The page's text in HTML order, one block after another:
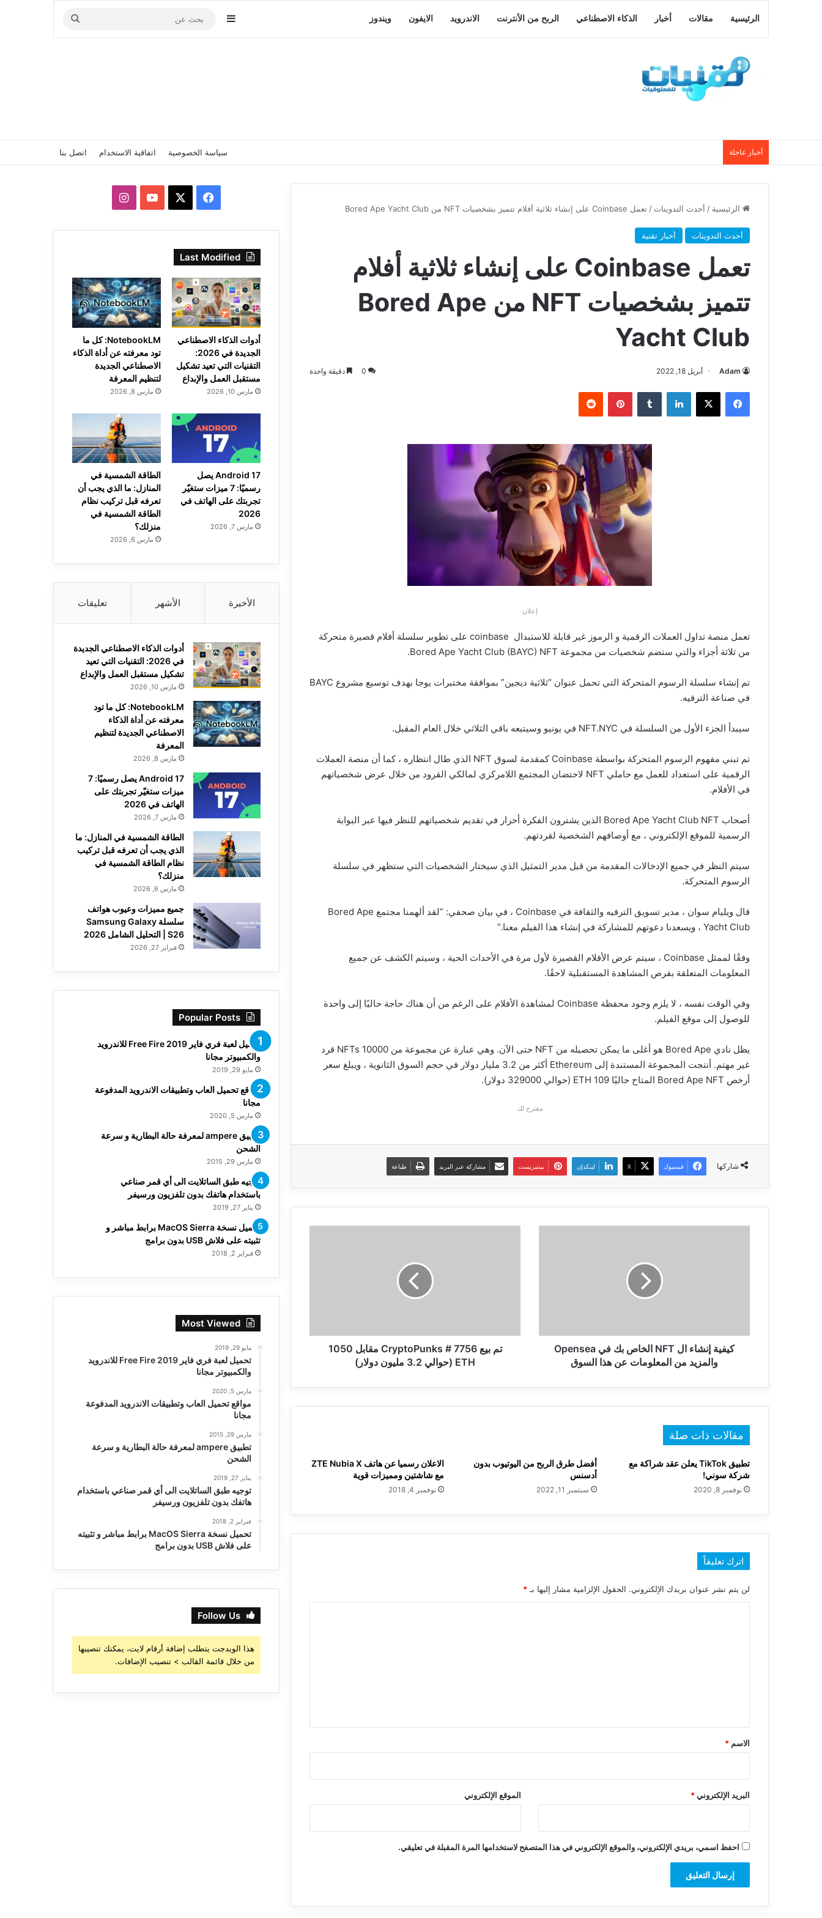
الرئيسية مقالات أخبار الذكاء الاصطناعي الربح من الأنترنت الاندرويد الايفون ويندوز إضافة عمود جانبي
بحث
عن
أخبار عاجلة سياسة الخصوصية اتفاقية الاستخدام اتصل بنا
الرئيسية / أحدث التدوينات / تعمل Coinbase على إنشاء ثلاثية أفلام تتميز بشخصيات NFT من Bored Ape Yacht Club
أحدث التدوينات أخبار تقنية
تعمل Coinbase على إنشاء ثلاثية أفلام
تتميز بشخصيات NFT من Bored Ape
Yacht Club
Adam أبريل 18, 2022 0 دقيقة واحدة
فيسبوك ‫X لينكدإن بينتيريست
إعلان
تعمل منصة تداول العملات الرقمية و الرموز غير قابلة للاستبدال coinbase على تطوير سلسلة أفلام قصيرة متحركة
من ثلاثة أجزاء والتي ستضم شخصيات من مجموعة Bored Ape Yacht Club (BAYC) NFT.
تم إنشاء سلسلة الرسوم المتحركة التي تحمل عنوان “ثلاثية ديجين” بموافقة مختبرات يوجا بهدف توسيع مشروع BAYC
في صناعة الترفيه.
سيبدأ الجزء الأول من السلسلة في NFT.NYC في يونيو وسيتبعه باقي الثلاثي خلال العام المقبل.
تم تبني مفهوم الرسوم المتحركة بواسطة Coinbase كمقدمة لسوق NFT الذي طال انتظاره ، كما أن منصة العملات
الرقمية على استعداد للعمل مع حاملي NFT لاحتضان المجتمع اللامركزي لمالكي القرود من خلال عرض شخصياتهم
في الأفلام.
أصحاب Bored Ape Yacht Club NFT الذين يشترون الفكرة أحرار في تقديم شخصياتهم للنظر فيها عبر البوابة
الرسمية للموقع الإلكتروني ، مع أوصافهم الشخصية لقردتهم.
سيتم النظر في جميع الإدخالات المقدمة من قبل مدير التمثيل الذي سيختار الشخصيات التي ستظهر في سلسلة
الرسوم المتحركة.
قال ويليام سوان ، مدير تسويق الترفيه والثقافة في Coinbase ، في بيان صحفي: “لقد ألهمنا مجتمع Bored Ape
Yacht Club ، ويسعدنا دعوتهم للمشاركة في إنشاء هذا الفيلم معنا.”
وفقًا لممثل Coinbase ، سيتم عرض الأفلام القصيرة لأول مرة في الأحداث الحية ، وسيتم الكشف عن جميع
المعلومات المتعلقة بفرص المشاهدة المستقبلية لاحقًا.
وفي الوقت نفسه ، لا يلزم وجود محفظة Coinbase لمشاهدة الأفلام على الرغم من أن هناك حاجة حاليًا إلى واحدة
للوصول إلى موقع الفيلم.
يظل نادي Bored Ape هو أغلى ما يمكن تحصيله من NFT حتى الآن. وهي عبارة عن مجموعة من 10000 NFTs قرد
غير مهتم. أنتجت المجموعة المستندة إلى Ethereum أكثر من 3.2 مليار دولار في حجم السوق الثانوية ، ويبلغ سعر
أرخص Bored Ape NFT المتاح حاليًا 109 ETH (حوالي 329000 دولار).
مقترح لك
شاركها فيسبوك ‫X لينكدإن بينتيريست مشاركة عبر البريد طباعة
والمزيد
هذا
كيفية إنشاء ال NFT الخاص بك في Opensea
والمزيد من المعلومات عن هذا السوق
(حوالي
تم بيع CryptoPunks # 7756 مقابل 1050
ETH (حوالي 3.2 مليون دولار)
مقالات ذات صلة
تطبيق TikTok يعلن عقد شراكة مع
شركة سوني!
نوفمبر 8, 2020
أفضل طرق الربح من اليوتيوب بدون
أدسنس
سبتمبر 11, 2022
الاعلان رسميا عن هاتف ZTE Nubia X
مع شاشتين ومميزات قوية
نوفمبر 4, 2018
اترك تعليقاً
لن يتم نشر عنوان بريدك الإلكتروني. الحقول الإلزامية مشار إليها بـ *
*
الاسم *
البريد الإلكتروني* الموقع الإلكتروني
احفظ اسمي، بريدي الإلكتروني، والموقع الإلكتروني في هذا المتصفح لاستخدامها المرة المقبلة في تعليقي.
فيسبوك ‫YouTubeانستقرام
Last Modified
أدوات الذكاء الاصطناعي
الجديدة في 2026:
التقنيات التي تعيد تشكيل
مستقبل العمل والإبداع
مارس 10, 2026
NotebookLM: كل ما
تود معرفته عن أداة الذكاء
الاصطناعي الجديدة
لتنظيم المعرفة
مارس 8, 2026
Android 17 يصل
رسميًا: 7 ميزات ستغيّر
تجربتك على الهاتف في
2026
مارس 7, 2026
الطاقة الشمسية في
المنازل: ما الذي يجب أن
تعرفه قبل تركيب نظام
الطاقة الشمسية في
منزلك؟
مارس 6, 2026
الأخيرة الأشهر تعليقات
أدوات الذكاء الاصطناعي الجديدة
في 2026: التقنيات التي تعيد
تشكيل مستقبل العمل والإبداع
مارس 10, 2026
NotebookLM: كل ما تود
معرفته عن أداة الذكاء
الاصطناعي الجديدة لتنظيم
المعرفة
مارس 8, 2026
Android 17 يصل رسميًا: 7
ميزات ستغيّر تجربتك على
الهاتف في 2026
مارس 7, 2026
الطاقة الشمسية في المنازل: ما
الذي يجب أن تعرفه قبل تركيب
نظام الطاقة الشمسية في
منزلك؟
مارس 6, 2026
جميع مميزات وعيوب هواتف
سلسلة Samsung Galaxy
S26 | التحليل الشامل 2026
فبراير 27, 2026
Popular Posts
تحميل لعبة فري فاير Free Fire 2019 للاندرويد
والكمبيوتر مجانا
مايو 29, 2019
مواقع تحميل العاب وتطبيقات الاندرويد المدفوعة
مجانا
مارس 5, 2020
تطبيق ampere لمعرفة حالة البطارية و سرعة
الشحن
مارس 29, 2015
توجيه طبق الساتلايت الى أي قمر صناعي
باستخدام هاتفك بدون تلفزيون ورسيفر
يناير 27, 2019
تحميل نسخة MacOS Sierra برابط مباشر و
تثبيته على فلاش USB بدون برامج
فبراير 2, 2018
Most Viewed
مايو 29, 2019
تحميل لعبة فري فاير Free Fire 2019 للاندرويد
والكمبيوتر مجانا
مارس 5, 2020
مواقع تحميل العاب وتطبيقات الاندرويد المدفوعة
مجانا
مارس 29, 2015
تطبيق ampere لمعرفة حالة البطارية و سرعة
الشحن
يناير 27, 2019
توجيه طبق الساتلايت الى أي قمر صناعي باستخدام
هاتفك بدون تلفزيون ورسيفر
فبراير 2, 2018
تحميل نسخة MacOS Sierra برابط مباشر و تثبيته
على فلاش USB بدون برامج
Follow Us
هذا الويدجت يتطلب إضافة أرقام لايت، يمكنك تنصيبها
من خلال قائمة القالب > تنصيب الإضافات.